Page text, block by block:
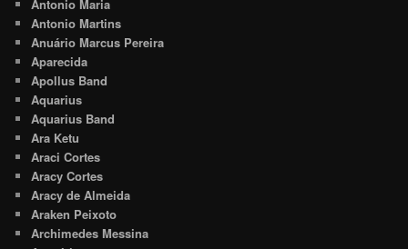
Antonio Maria
Antonio Martins
Anuário Marcus Pereira
Aparecida
Apollus Band
Aquarius
Aquarius Band
Ara Ketu
Araci Cortes
Aracy Cortes
Aracy de Almeida
Araken Peixoto
Archimedes Messina